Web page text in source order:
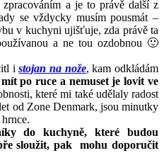
a je to právě další z
se vždycky musím pousmát –
v kuchyni ujišťuje, zda právě ta
a ne tou ozdobnou 🙂
istojan na nože, kam odkládám
po ruce a nemuset je lovit ve
které mi také udělaly radost
od Zone Denmark, jsou minutky
do kuchyně, které budou
sloužit, pak mohu doporučit